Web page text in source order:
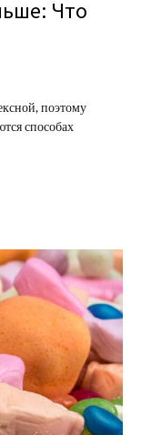
Что
поэтому
способах